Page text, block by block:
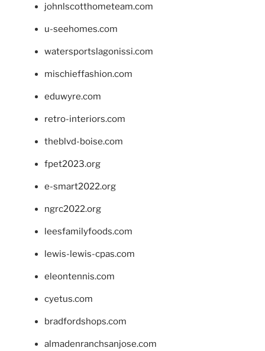
johnlscotthometeam.com
u-seehomes.com
watersportslagonissi.com
mischieffashion.com
eduwyre.com
retro-interiors.com
theblvd-boise.com
fpet2023.org
e-smart2022.org
ngrc2022.org
leesfamilyfoods.com
lewis-lewis-cpas.com
eleontennis.com
cyetus.com
bradfordshops.com
almadenranchsanjose.com